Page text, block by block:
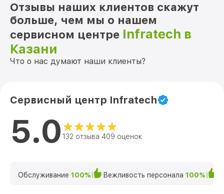
Отзывы наших клиентов скажут
больше, чем мы о нашем
сервисном центре Infratech в
Казани
Что о нас думают наши клиенты?
Сервисный центр Infratech
5.0 132 отзыва 409 оценок
Обслуживание 100% Вежливость персонала 100%